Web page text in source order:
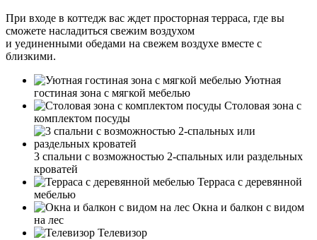
При входе в коттедж вас ждет просторная терраса, где вы
сможете насладиться свежим воздухом
и уединенными обедами на свежем воздухе вместе с
близкими.
Уютная
гостиная зона с мягкой мебелью
Столовая зона с
комплектом посуды
3 спальни с возможностью 2-спальных или раздельных
кроватей
Терраса с деревянной
мебелью
Окна и балкон с видом
на лес
Телевизор